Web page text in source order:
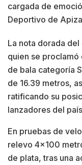
cargada de
Deportivo de
La nota dorada
quien se proclamó
de bala categoría
de 16.39 metros,
ratificando su
lanzadores del
En pruebas de
relevo 4×100
de plata, tras una